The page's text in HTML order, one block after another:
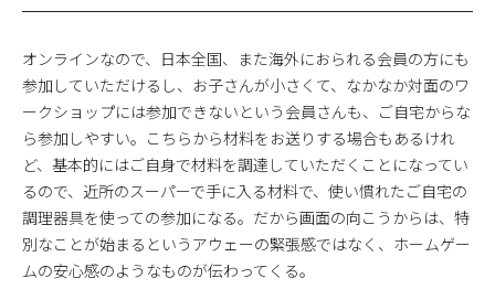
オンラインなので、日本全国、また海外におられる会員の方にも
参加していただけるし、お子さんが小さくて、なかなか対面のワ
ークショップには参加できないという会員さんも、ご自宅からな
ら参加しやすい。こちらから材料をお送りする場合もあるけれ
ど、基本的にはご自身で材料を調達していただくことになってい
るので、近所のスーパーで手に入る材料で、使い慣れたご自宅の
調理器具を使っての参加になる。だから画面の向こうからは、特
別なことが始まるというアウェーの緊張感ではなく、ホームゲー
ムの安心感のようなものが伝わってくる。